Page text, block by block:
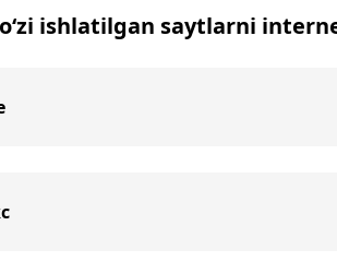
ishlatilgan saytlarni